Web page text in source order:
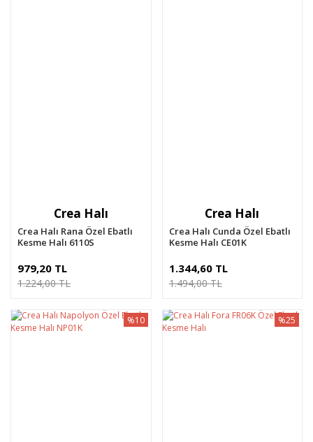
Crea Halı
Crea Halı Rana Özel Ebatlı
Kesme Halı 6110S
979,20 TL
1.224,00 TL
Crea Halı
Crea Halı Cunda Özel Ebatlı
Kesme Halı CE01K
1.344,60 TL
1.494,00 TL
%10 %25